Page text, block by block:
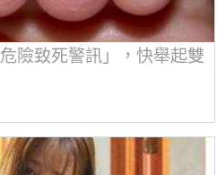
險致死警訊」，快舉起雙